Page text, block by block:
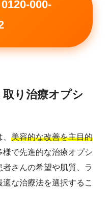
000-
り治療オプシ
美容的な改善を主目的
で先進的な治療オプシ
者さんの希望や肌質、ラ
な治療法を選択するこ